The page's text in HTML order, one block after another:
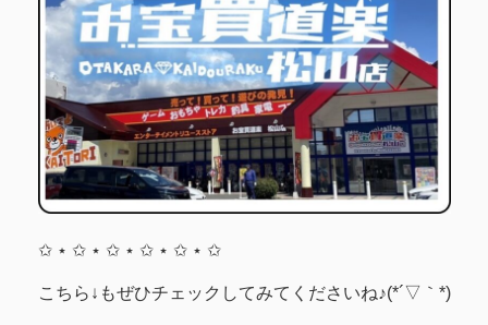
✩ ⋆ ✩ ⋆ ✩ ⋆ ✩ ⋆ ✩ ⋆ ✩
こちら↓もぜひチェックしてみてくださいね♪(*´▽｀*)